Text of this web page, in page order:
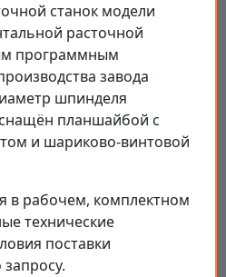
станок модели
расточной
программным
завода
шпинделя
планшайбой с
и шариково-винтовой
в рабочем, комплектном
технические
поставки